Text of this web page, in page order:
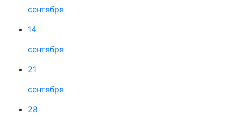
сентября
14
сентября
21
сентября
28